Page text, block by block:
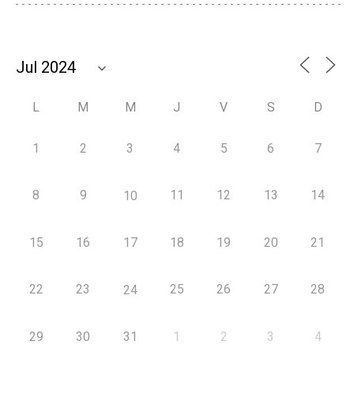
L M M J V S D
1 2 3 4 5 6 7
8 9 10 11 12 13 14
15 16 17 18 19 20 21
22 23 24 25 26 27 28
29 30 31 1 2 3 4